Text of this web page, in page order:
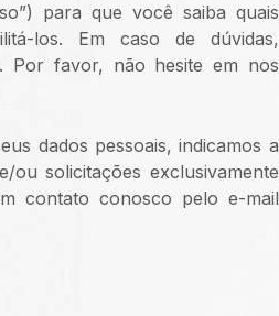
para que você saiba quais
los. Em caso de dúvidas,
Por favor, não hesite em nos
dados pessoais, indicamos a
solicitações exclusivamente
contato conosco pelo e-mail